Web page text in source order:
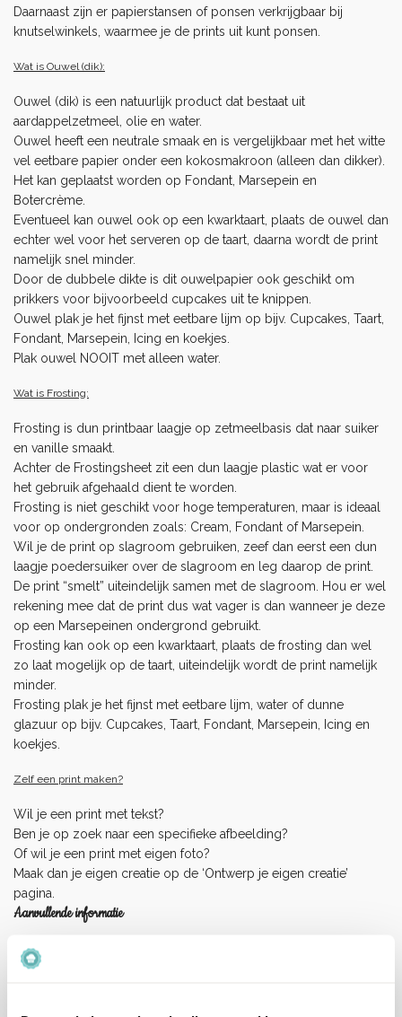
Daarnaast zijn er papierstansen of ponsen verkrijgbaar bij
knutselwinkels, waarmee je de prints uit kunt ponsen.
Wat is Ouwel (dik):
Ouwel (dik) is een natuurlijk product dat bestaat uit
aardappelzetmeel, olie en water.
Ouwel heeft een neutrale smaak en is vergelijkbaar met het witte
vel eetbare papier onder een kokosmakroon (alleen dan dikker).
Het kan geplaatst worden op Fondant Marsepein en
Botercrème
Eventueel kan ouwel ook op een kwarktaart, plaats de ouwel dan
echter wel voor het serveren op de taart, daarna wordt de print
namelijk snel minder.
Door de dubbele dikte is dit ouwelpapier ook geschikt om
prikkers voor bijvoorbeeld cupcakes uit te knippen.
Ouwel plak je het fijnst met eetbare lijm op bijv. Cupcakes, Taart,
Fondant, Marsepein, Icing en koekjes.
Plak ouwel NOOIT met alleen water.
Wat is Frosting:
Frosting is dun printbaar laagje op zetmeelbasis dat naar suiker
en vanille smaakt.
Achter de Frostingsheet zit een dun laagje plastic wat er voor
het gebruik afgehaald dient te worden.
Frosting is niet geschikt voor hoge temperaturen, maar is ideaal
voor op ondergronden zoals: Cream, Fondant of Marsepein.
Wil je de print op slagroom gebruiken, zeef dan eerst een dun
laagje poedersuiker over de slagroom en leg daarop de print.
De print “smelt” uiteindelijk samen met de slagroom. Hou er wel
rekening mee dat de print dus wat vager is dan wanneer je deze
op een Marsepeinen ondergrond gebruikt.
Frosting kan ook op een kwarktaart, plaats de frosting dan wel
zo laat mogelijk op de taart, uiteindelijk wordt de print namelijk
minder.
Frosting plak je het fijnst met eetbare lijm, water of dunne
glazuur op bijv. Cupcakes, Taart, Fondant, Marsepein, Icing en
koekjes.
Zelf een print maken?
Wil je een print met tekst?
Ben je op zoek naar een specifieke afbeelding?
Of wil je een print met eigen foto?
Maak dan je eigen creatie op de ‘Ontwerp je eigen creatie’
pagina.
Aanvullende informatie
Soort Eetbaar